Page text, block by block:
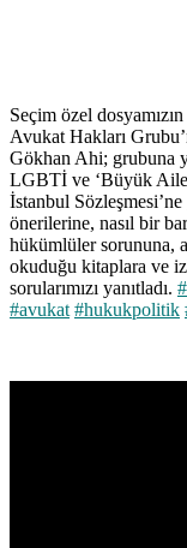
Seçim özel
Avukat Hakları
Gökhan Ahi; grubuna
LGBTİ ve ‘Büyük Aile
İstanbul
önerilerine, nasıl bir
hükümlüler sorununa,
okuduğu kitaplara ve
sorularımızı yanıtladı.
#avukat #hukukpolitik